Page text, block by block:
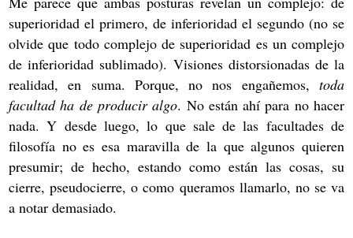
superioridad el primero, de inferioridad el segundo (no se
olvide que todo complejo de superioridad es un complejo
de inferioridad sublimado). Visiones distorsionadas de la
realidad, en suma. Porque, no nos engañemos, toda
facultad ha de producir algo. No están ahí para no hacer
nada. Y desde luego, lo que sale de las facultades de
filosofía no es esa maravilla de la que algunos quieren
presumir; de hecho, estando como están las cosas, su
cierre, pseudocierre, o como queramos llamarlo, no se va
a notar demasiado.